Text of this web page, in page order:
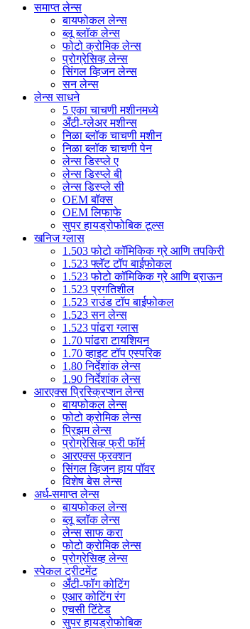
समाप्त लेन्स
बायफोकल लेन्स
ब्लू ब्लॉक लेन्स
फोटो क्रोमिक लेन्स
प्रोग्रेसिव्ह लेन्स
सिंगल व्हिजन लेन्स
सन लेन्स
लेन्स साधने
5 एका चाचणी मशीनमध्ये
अँटी-ग्लेअर मशीन्स
निळा ब्लॉक चाचणी मशीन
निळा ब्लॉक चाचणी पेन
लेन्स डिस्प्ले ए
लेन्स डिस्प्ले बी
लेन्स डिस्प्ले सी
OEM बॉक्स
OEM लिफाफे
सुपर हायड्रोफोबिक टूल्स
खनिज ग्लास
1.503 फोटो कॉमिकिक ग्रे आणि तपकिरी
1.523 फ्लॅट टॉप बाईफोकल
1.523 फोटो कॉमिकिक ग्रे आणि ब्राऊन
1.523 प्रगतिशील
1.523 राउंड टॉप बाईफोकल
1.523 सन लेन्स
1.523 पांढरा ग्लास
1.70 पांढरा टायशियन
1.70 व्हाइट टॉप एस्परिक
1.80 निर्देशांक लेन्स
1.90 निर्देशांक लेन्स
आरएक्स प्रिस्क्रिप्शन लेन्स
बायफोकल लेन्स
फोटो क्रोमिक लेन्स
प्रिझम लेन्स
प्रोग्रेसिव्ह फ्री फॉर्म
आरएक्स फ्रक्शन
सिंगल व्हिजन हाय पॉवर
विशेष बेस लेन्स
अर्ध-समाप्त लेन्स
बायफोकल लेन्स
ब्लू ब्लॉक लेन्स
लेन्स साफ करा
फोटो क्रोमिक लेन्स
प्रोग्रेसिव्ह लेन्स
स्पेकल ट्रीटमेंट
अँटी-फॉग कोटिंग
एआर कोटिंग रंग
एचसी टिंटेड
सुपर हायड्रोफोबिक